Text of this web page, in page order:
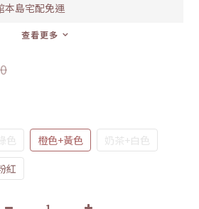
本島宅配免運
查看更多
色 橙色+黃色
奶茶+白色
紅